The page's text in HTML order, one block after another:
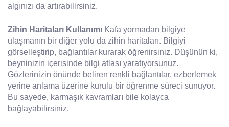
algınızı da artırabilirsiniz.
Zihin Haritaları Kullanımı Kafa yormadan bilgiye
ulaşmanın bir diğer yolu da zihin haritaları. Bilgiyi
görselleştirip, bağlantılar kurarak öğrenirsiniz. Düşünün ki,
beyninizin içerisinde bilgi atlası yaratıyorsunuz.
Gözlerinizin önünde beliren renkli bağlantılar, ezberlemek
yerine anlama üzerine kurulu bir öğrenme süreci sunuyor.
Bu sayede, karmaşık kavramları bile kolayca
bağlayabilirsiniz.